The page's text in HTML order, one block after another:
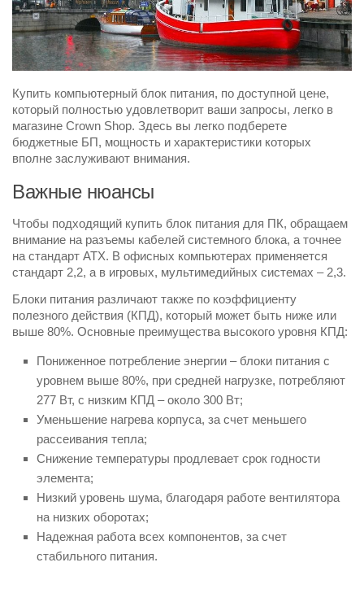
Купить компьютерный блок питания, по доступной цене,
который полностью удовлетворит ваши запросы, легко в
магазине Crown Shop. Здесь вы легко подберете
бюджетные БП, мощность и характеристики которых
вполне заслуживают внимания.
Важные нюансы
Чтобы подходящий купить блок питания для ПК, обращаем
внимание на разъемы кабелей системного блока, а точнее
на стандарт ATX. В офисных компьютерах применяется
стандарт 2,2, а в игровых, мультимедийных системах – 2,3.
Блоки питания различают также по коэффициенту
полезного действия (КПД), который может быть ниже или
выше 80%. Основные преимущества высокого уровня КПД:
Пониженное потребление энергии – блоки питания с
уровнем выше 80%, при средней нагрузке, потребляют
277 Вт, с низким КПД – около 300 Вт;
Уменьшение нагрева корпуса, за счет меньшего
рассеивания тепла;
Снижение температуры продлевает срок годности
элемента;
Низкий уровень шума, благодаря работе вентилятора
на низких оборотах;
Надежная работа всех компонентов, за счет
стабильного питания.